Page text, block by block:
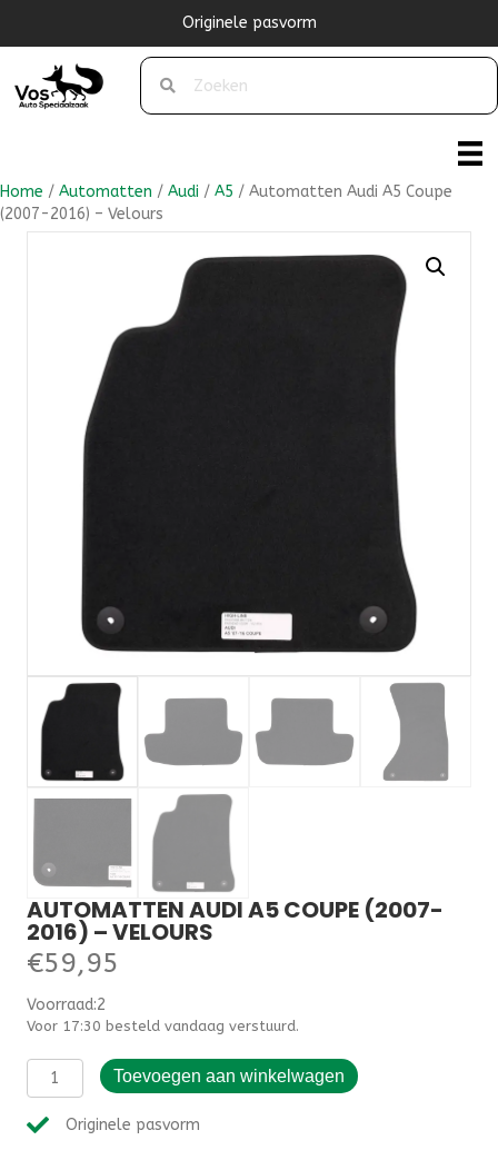
Originele pasvorm
Home / Automatten / Audi / A5 / Automatten Audi A5 Coupe
(2007-2016) – Velours
AUTOMATTEN AUDI A5 COUPE (2007-
2016) – VELOURS
€59,95
Voorraad:2
Voor 17:30 besteld vandaag verstuurd.
Automatten
Audi
Coupe
Toevoegen aan winkelwagen
Originele pasvorm